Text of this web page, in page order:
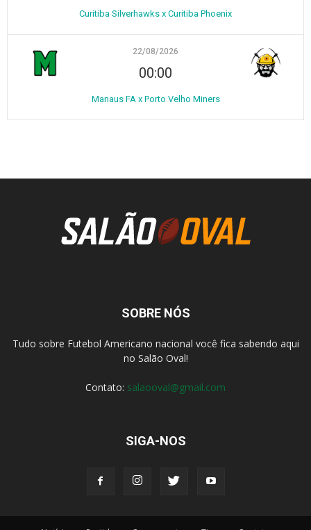
Curitiba Silverhawks x Curitiba Phoenix
22/08/2026
00:00
Manaus FA x Porto Velho Miners
SOBRE NÓS
Tudo sobre Futebol Americano nacional você fica sabendo aqui
no Salão Oval!
Contato: salaooval@gmail.com
SIGA-NOS